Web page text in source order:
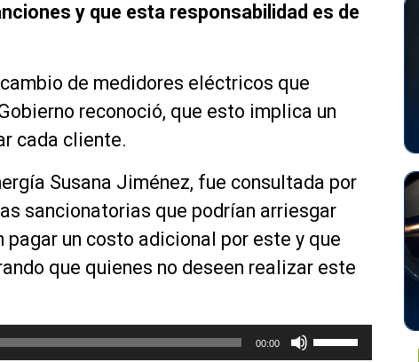
y que esta responsabilidad es de
de medidores eléctricos que
reconoció, que esto implica un
cada cliente.
Susana Jiménez, fue consultada por
sancionatorias que podrían arriesgar
un costo adicional por este y que
que quienes no deseen realizar este
00:00